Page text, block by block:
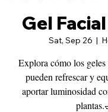
Gel
Sat, Sep 26
  |
Explora cómo los geles
pueden refrescar y
aportar luminosidad